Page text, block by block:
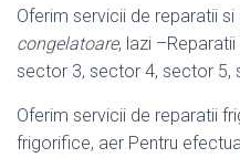
Oferim servicii de reparatii
congelatoare, lazi –
sector 3, sector 4, sector 5,
Oferim servicii de reparatii
frigorifice, aer Pentru